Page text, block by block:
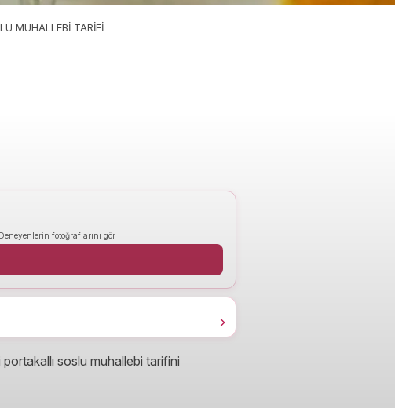
MUHALLEBİ TARİFİ
Deneyenlerin fotoğraflarını gör
soslu muhallebi tarifini